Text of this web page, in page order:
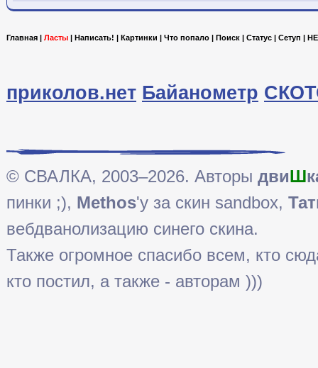
Главная | Ласты | Написать! | Картинки | Что попало | Поиск | Статус | Сетуп |
приколов.нет Байанометр
© СВАЛКА, 2003–2026. Авторы двиШ
пинки ;), Methos'у за скин sandbox,
вебдванолизацию синего скина.
Также огромное спасибо всем, кто
кто постил, а также - авторам )))